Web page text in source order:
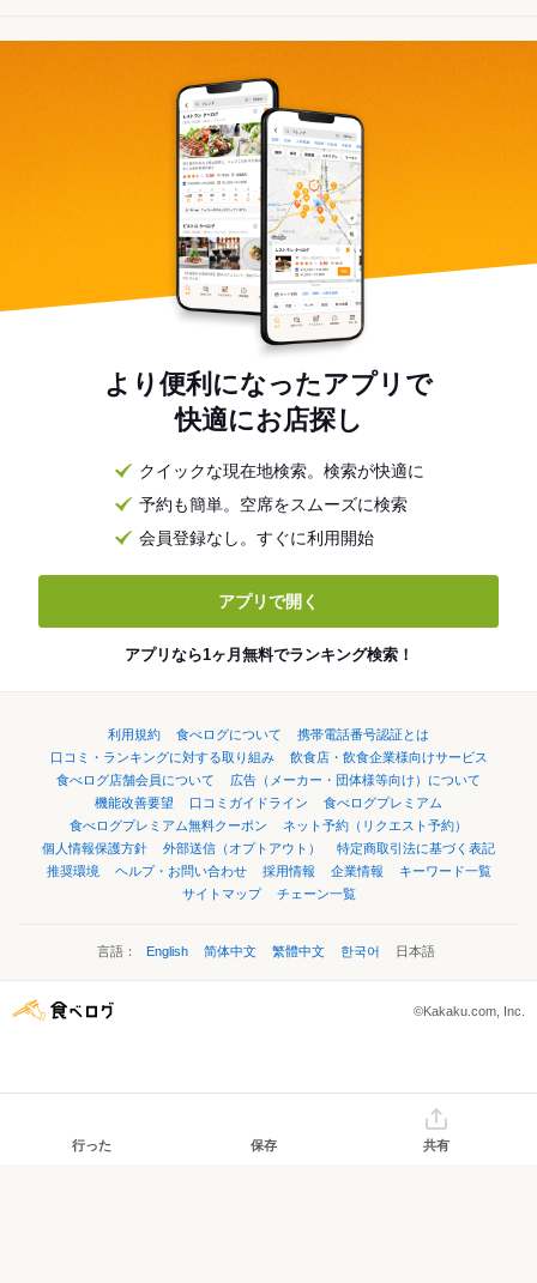
より便利になったアプリで
快適にお店探し
クイックな現在地検索。検索が快適に
予約も簡単。空席をスムーズに検索
会員登録なし。すぐに利用開始
アプリで開く
アプリなら1ヶ月無料でランキング検索！
利用規約 食べログについて
携帯電話番号認証とは
口コミ・ランキングに対する取り組み
飲食店・飲食企業様向けサービス
食べログ店舗会員について
広告（メーカー・団体様等向け）について
機能改善要望
口コミガイドライン
食べログプレミアム
食べログプレミアム無料クーポン
ネット予約（リクエスト予約）
個人情報保護方針
外部送信（オプトアウト）
特定商取引法に基づく表記
推奨環境
ヘルプ・お問い合わせ 採用情報 企業情報
キーワード一覧
サイトマップ
チェーン一覧
言語： English 简体中文 繁體中文 한국어 日本語
©Kakaku.com, Inc.
行った 保存 共有